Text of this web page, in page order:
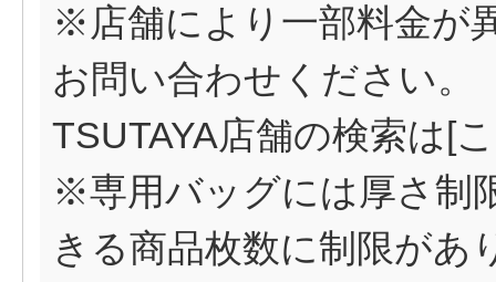
※店舗により一部料金が
お問い合わせください。
TSUTAYA店舗の検索は[
※専用バッグには厚さ制
きる商品枚数に制限があ